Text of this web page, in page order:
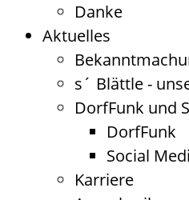
Danke
Aktuelles
s´ Blättle -
DorfFunk und
DorfFunk
Social
Karriere